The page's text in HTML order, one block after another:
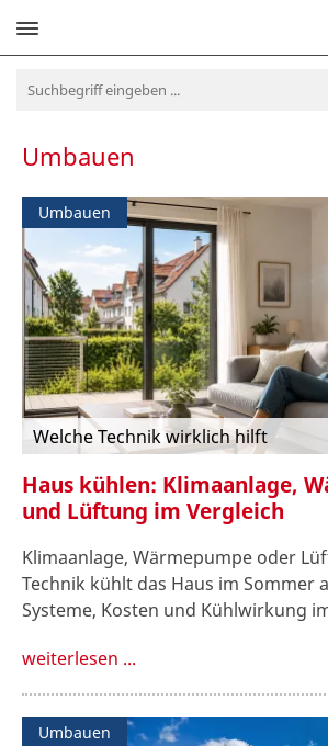
Navigation
Umbauen
Umbauen
Welche Technik wirklich hilft
Haus kühlen: Klimaanlage,
und Lüftung im Vergleich
Klimaanlage, Wärmepumpe oder
Technik kühlt das Haus im Sommer
Systeme, Kosten und Kühlwirkung
weiterlesen ...
Umbauen